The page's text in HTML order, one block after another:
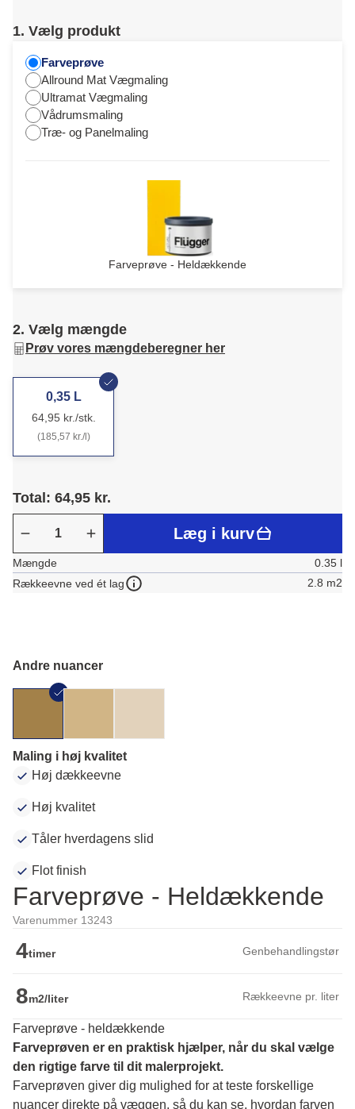
1. Vælg produkt
Farveprøve
Allround Mat Vægmaling
Ultramat Vægmaling
Vådrumsmaling
Træ- og Panelmaling
Farveprøve - Heldækkende
2. Vælg mængde
Prøv vores mængdeberegner her
0,35 L
64,95 kr./stk.
(185,57 kr./l)
Total: 64,95 kr.
Læg i kurv
Mængde
0.35 l
Rækkeevne ved ét lag
2.8 m2
Andre nuancer
Maling i høj kvalitet
Høj dækkeevne
Høj kvalitet
Tåler hverdagens slid
Flot finish
Farveprøve - Heldækkende
Varenummer 13243
4timer Genbehandlingstør
8m2/liter Rækkeevne pr. liter
Farveprøve - heldækkende
Farveprøven er en praktisk hjælper, når du skal vælge
den rigtige farve til dit malerprojekt.
Farveprøven giver dig mulighed for at teste forskellige
nuancer direkte på væggen, så du kan se, hvordan farven